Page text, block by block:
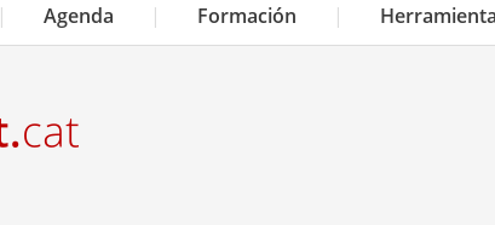
Agenda Formación